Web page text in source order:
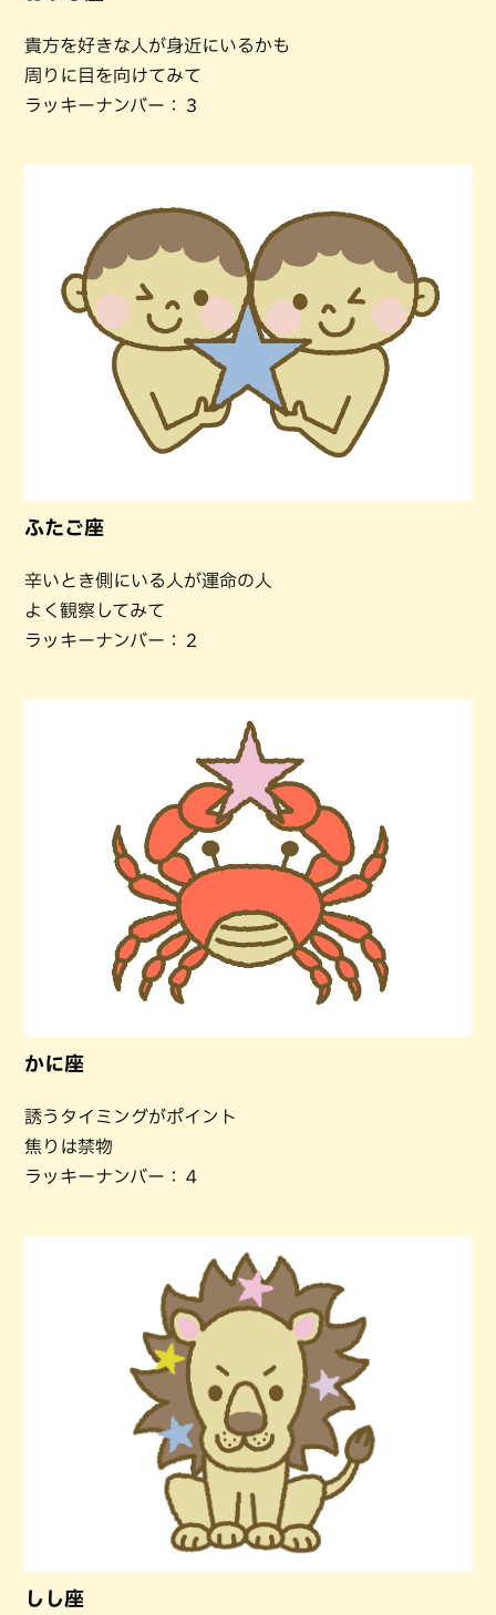
貴方を好きな人が身近にいるかも
周りに目を向けてみて
ラッキーナンバー：３
ふたご座
辛いとき側にいる人が運命の人
よく観察してみて
ラッキーナンバー：２
かに座
誘うタイミングがポイント
焦りは禁物
ラッキーナンバー：４
しし座